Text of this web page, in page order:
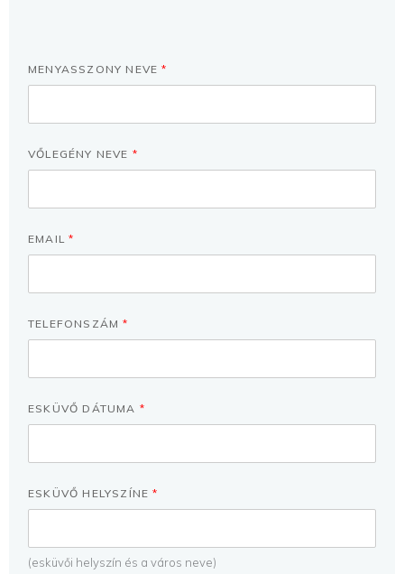
MENYASSZONY NEVE*
VŐLEGÉNY NEVE *
EMAIL*
TELEFONSZÁM*
ESKÜVŐ DÁTUMA *
ESKÜVŐ HELYSZÍNE*
(esküvői helyszín és a város neve)